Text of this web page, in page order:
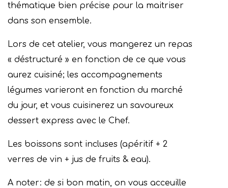
thématique bien précise pour la maitriser
dans son ensemble.
Lors de cet atelier, vous mangerez un repas
« déstructuré » en fonction de ce que vous
aurez cuisiné; les accompagnements
légumes varieront en fonction du marché
du jour, et vous cuisinerez un savoureux
dessert express avec le Chef.
Les boissons sont incluses (apéritif + 2
verres de vin + jus de fruits & eau).
A noter: de si bon matin, on vous acceuille